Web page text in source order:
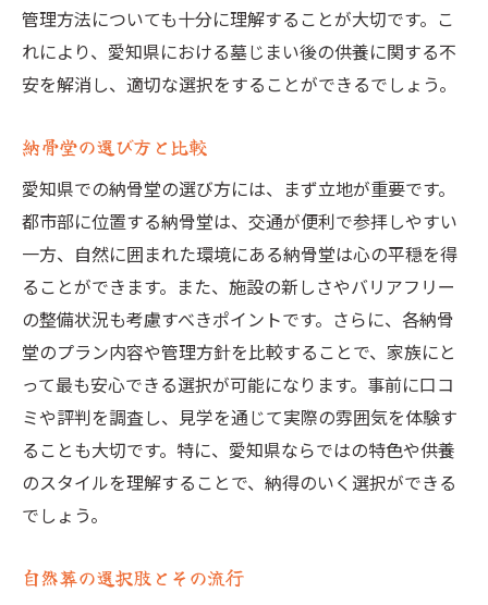
管理方法についても十分に理解することが大切です。こ
れにより、愛知県における墓じまい後の供養に関する不
安を解消し、適切な選択をすることができるでしょう。
納骨堂の選び方と比較
愛知県での納骨堂の選び方には、まず立地が重要です。
都市部に位置する納骨堂は、交通が便利で参拝しやすい
一方、自然に囲まれた環境にある納骨堂は心の平穏を得
ることができます。また、施設の新しさやバリアフリー
の整備状況も考慮すべきポイントです。さらに、各納骨
堂のプラン内容や管理方針を比較することで、家族にと
って最も安心できる選択が可能になります。事前に口コ
ミや評判を調査し、見学を通じて実際の雰囲気を体験す
ることも大切です。特に、愛知県ならではの特色や供養
のスタイルを理解することで、納得のいく選択ができる
でしょう。
自然葬の選択肢とその流行